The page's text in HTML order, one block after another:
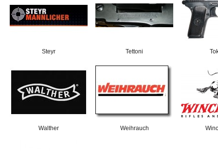
Steyr Tettoni
Walther Weihrauch